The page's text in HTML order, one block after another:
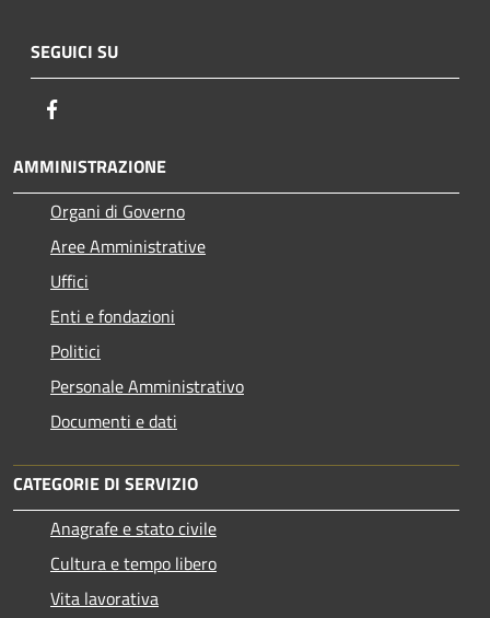
SEGUICI SU
AMMINISTRAZIONE
Organi di Governo
Aree Amministrative
Uffici
Enti e fondazioni
Politici
Personale Amministrativo
Documenti e dati
CATEGORIE DI SERVIZIO
Anagrafe e stato civile
Cultura e tempo libero
Vita lavorativa